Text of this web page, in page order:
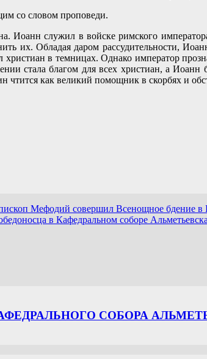
со словом проповеди.
Иоанн служил в войске римского
их. Обладая даром рассудительности,
в темницах. Однако император
стала благом для всех христиан, а
как великий помощник в скорбях и
Мефодий совершил Всенощное бдение в
в Кафедральном соборе Альметьевска
СОБОРА